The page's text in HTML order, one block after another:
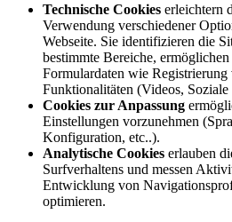
Technische Cookies erleichtern
Verwendung verschiedener
Webseite. Sie identifizieren die
bestimmte Bereiche,
Formulardaten wie
Funktionalitäten (Videos,
Cookies zur Anpassung
Einstellungen vorzunehmen
Konfiguration, etc..).
Analytische Cookies erlauben
Surfverhaltens und messen
Entwicklung von
optimieren.